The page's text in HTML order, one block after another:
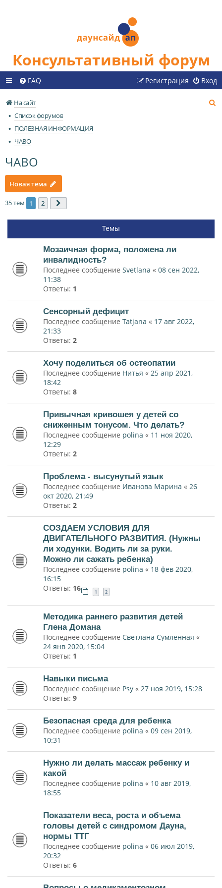
Консультативный форум
FAQ Вход
Регистрация
На сайт
Список форумов
ПОЛЕЗНАЯ ИНФОРМАЦИЯ
ЧАВО
ЧАВО
Новая тема
35 тем 1 2
Темы
Мозаичная форма, положена ли
инвалидность?
Последнее сообщение Svetlana « 08 сен 2022,
11:38
Ответы: 1
Сенсорный дефицит
Последнее сообщение Tatjana « 17 авг 2022,
21:33
Ответы: 2
Хочу поделиться об остеопатии
Последнее сообщение Нитья « 25 апр 2021,
18:42
Ответы: 8
Привычная кривошея у детей со
сниженным тонусом. Что делать?
Последнее сообщение polina « 11 ноя 2020,
12:29
Ответы: 2
Проблема - высунутый язык
Последнее сообщение Иванова Марина « 26
окт 2020, 21:49
Ответы: 2
СОЗДАЕМ УСЛОВИЯ ДЛЯ
ДВИГАТЕЛЬНОГО РАЗВИТИЯ. (Нужны
ли ходунки. Водить ли за руки.
Можно ли сажать ребенка)
Последнее сообщение polina « 18 фев 2020,
16:15
Ответы: 16 1 2
Методика раннего развития детей
Глена Домана
Последнее сообщение Светлана Сумленная «
24 янв 2020, 15:04
Ответы: 1
Навыки письма
Последнее сообщение Psy « 27 ноя 2019, 15:28
Ответы: 9
Безопасная среда для ребенка
Последнее сообщение polina « 09 сен 2019,
10:31
Нужно ли делать массаж ребенку и
какой
Последнее сообщение polina « 10 авг 2019,
18:55
Показатели веса, роста и объема
головы детей с синдромом Дауна,
нормы ТТГ
Последнее сообщение polina « 06 июл 2019,
20:32
Ответы: 6